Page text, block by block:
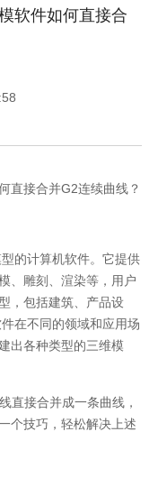
软件如何直接合
直接合并G2连续曲线？
的计算机软件。它提供
、雕刻、渲染等，用户
，包括建筑、产品设
在不同的领域和应用场
出各种类型的三维模
直接合并成一条曲线，
个技巧，轻松解决上述